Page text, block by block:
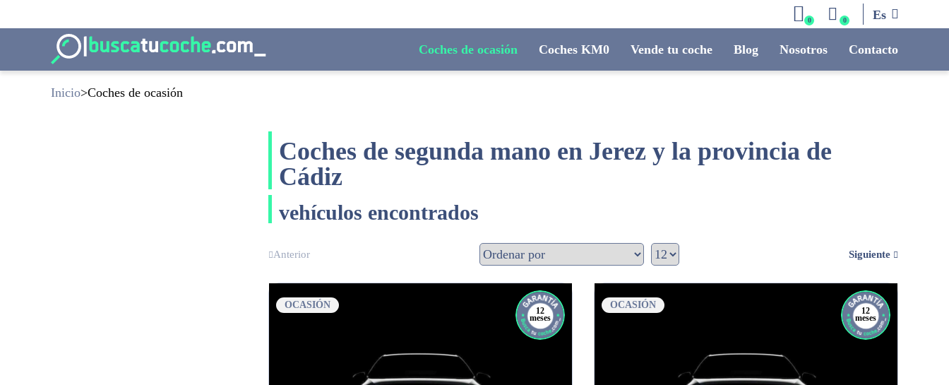
0 0 Es
Coches de ocasión Coches KM0 Vende tu coche Blog Nosotros Contacto
Inicio Coches de ocasión
Coches de segunda mano en Jerez y la provincia de
Cádiz
vehículos encontrados
Anterior Siguiente
OCASIÓN
12
meses
OCASIÓN
12
meses